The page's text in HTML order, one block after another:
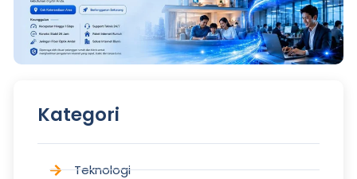
Kategori
Teknologi